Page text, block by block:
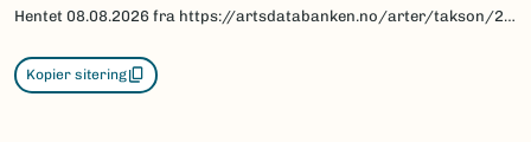
Hentet 08.08.2026 fra https://artsdatabanken.no/arter/takson/20972
Kopier sitering